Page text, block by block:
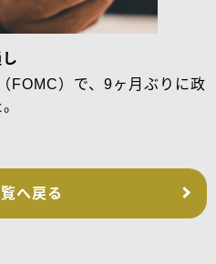
FOMC）で、9ヶ月ぶりに政
へ戻る